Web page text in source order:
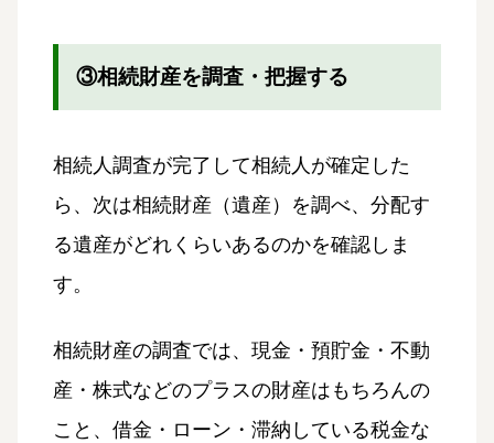
③相続財産を調査・把握する
相続人調査が完了して相続人が確定した
ら、次は相続財産（遺産）を調べ、分配す
る遺産がどれくらいあるのかを確認しま
す。
相続財産の調査では、現金・預貯金・不動
産・株式などのプラスの財産はもちろんの
こと、借金・ローン・滞納している税金な